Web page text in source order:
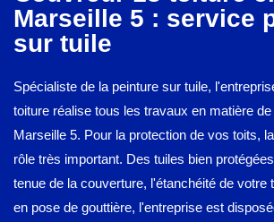
Marseille 5 : service
sur tuile
Spécialiste de la peinture sur tuile,
toiture réalise tous les travaux en matière
Marseille 5. Pour la protection de vos toits,
rôle très important. Des tuiles bien
tenue de la couverture, l'étanchéité de votre
en pose de gouttière, l'entreprise est